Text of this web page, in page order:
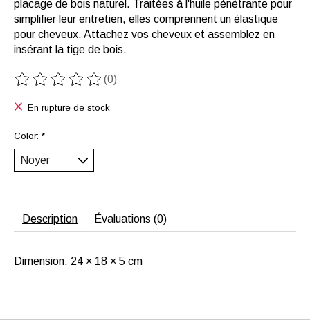
placage de bois naturel. Traitées à l'huile pénétrante pour
simplifier leur entretien, elles comprennent un élastique
pour cheveux. Attachez vos cheveux et assemblez en
insérant la tige de bois.
Ce produit est évalué à
(0)
En rupture de stock
Color: *
Description Évaluations (0)
Dimension: 24 × 18 × 5 cm